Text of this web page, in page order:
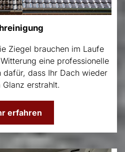
Ziegel brauchen im Laufe
eine professionelle
dafür, dass Ihr Dach wieder
Glanz erstrahlt.
erfahren